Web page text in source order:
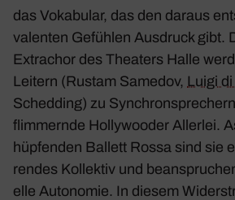
das Voka­bular, das den daraus
va­lenten Gefühlen Ausdruck gibt.
Extra­chor des Thea­ters Halle
Leitern (Rustam Samedov, Luigi
Sched­ding) zu
flim­mernde Holly­wooder Allerlei.
hüpfenden Ballett Rossa sind sie
rendes Kollektiv und
elle Auto­nomie. In diesem